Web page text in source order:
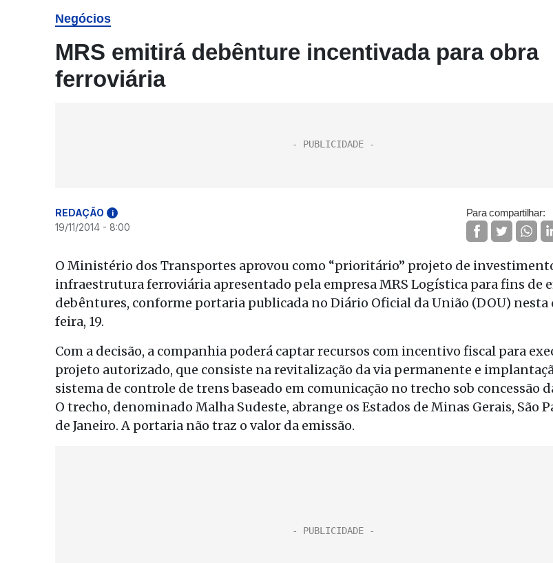
Negócios
MRS emitirá debênture incentivada para obra
ferroviária
REDAÇÃO i
19/11/2014 - 8:00
Para compartilhar:
O Ministério dos Transportes aprovou como “prioritário” projeto de
infraestrutura ferroviária apresentado pela empresa MRS Logística para fins de
debêntures, conforme portaria publicada no Diário Oficial da União (DOU) nesta
feira, 19.
Com a decisão, a companhia poderá captar recursos com incentivo fiscal para
projeto autorizado, que consiste na revitalização da via permanente e
sistema de controle de trens baseado em comunicação no trecho sob concessão
O trecho, denominado Malha Sudeste, abrange os Estados de Minas Gerais, São
de Janeiro. A portaria não traz o valor da emissão.